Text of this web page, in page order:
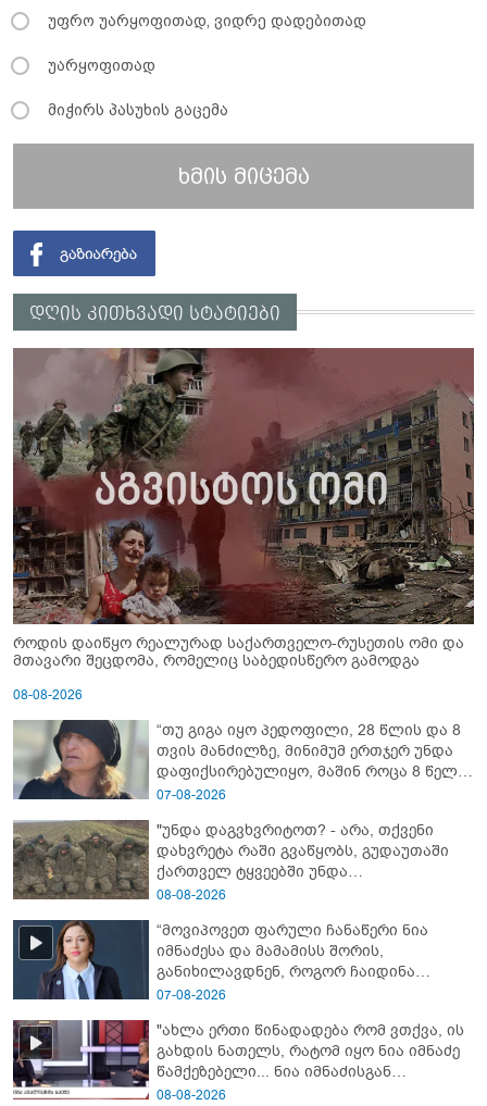
უფრო უარყოფითად, ვიდრე დადებითად
უარყოფითად
მიჭირს პასუხის გაცემა
ხმის მიცემა
დღის კითხვადი სტატიები
როდის დაიწყო რეალურად საქართველო-რუსეთის ომი და
მთავარი შეცდომა, რომელიც საბედისწერო გამოდგა
08-08-2026
“თუ გიგა იყო პედოფილი, 28 წლის და 8
თვის მანძილზე, მინიმუმ ერთჯერ უნდა
დაფიქსირებულიყო, მაშინ როცა 8 წელი
ამზადებდა მოსწავლეებს! - იპოვონ ერთი
ავიწროებდა” - ეკა კუპატაძე
07-08-2026
"უნდა დაგვხვრიტოთ? - არა, თქვენი
დახვრეტა რაში გვაწყობს, გუდაუთაში
ქართველ ტყვეებში უნდა
გადაგცვალოთ..."
08-08-2026
“მოვიპოვეთ ფარული ჩანაწერი ნია
იმნაძესა და მამამისს შორის,
განიხილავდნენ, როგორ ჩაიდინა
გაბაშვილმა დანაშაული” - რას ამბობს
07-08-2026
"ახლა ერთი წინადადება რომ ვთქვა, ის
გახდის ნათელს, რატომ იყო ნია იმნაძე
წამქეზებელი... ნია იმნაძისგან
გამოსული ინფორმაციაა ეს" - რას
08-08-2026